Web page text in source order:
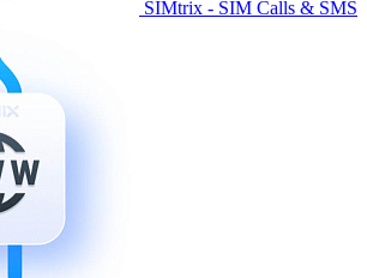
SIMtrix - SIM Calls & SMS